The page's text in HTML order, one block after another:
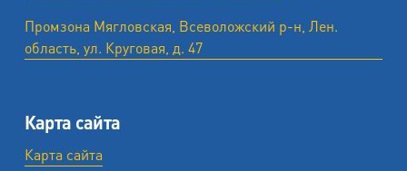
Промзона Мягловская, Всеволожский р-н, Лен.
область, ул. ​Круговая, д. 47
Карта сайта
Карта сайта